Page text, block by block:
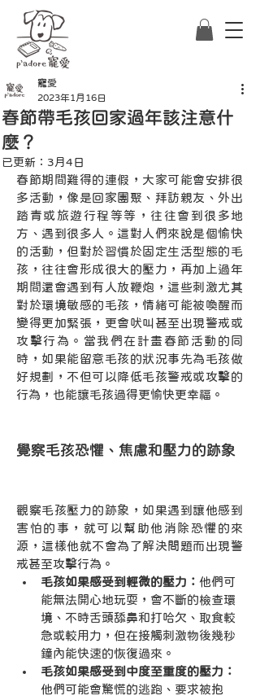
春節帶毛孩回家過年該注意什
麼？
寵愛
2023年1月16日
已更新： 3月4日
春節期間難得的連假，大家可能會安排很
多活動，像是回家團聚、拜訪親友、外出
踏青或旅遊行程等等，往往會到很多地
方、遇到很多人。這對人們來說是個愉快
的活動，但對於習慣於固定生活型態的毛
孩，往往會形成很大的壓力，再加上過年
期間還會遇到有人放鞭炮，這些刺激尤其
對於環境敏感的毛孩，情緒可能被喚醒而
變得更加緊張，更會吠叫甚至出現警戒或
攻擊行為。當我們在計畫春節活動的同
時，如果能留意毛孩的狀況事先為毛孩做
好規劃，不但可以降低毛孩警戒或攻擊的
行為，也能讓毛孩過得更愉快更幸福。
覺察毛孩恐懼、焦慮和壓力的跡象
觀察毛孩壓力的跡象，如果遇到讓他感到
害怕的事，就可以幫助他消除恐懼的來
源，這樣他就不會為了解決問題而出現警
戒甚至攻擊行為。
毛孩如果感受到輕微的壓力： 他們可
能無法開心地玩耍，會不斷的檢查環
境、不時舌頭舔鼻和打哈欠、取食較
急或較用力，但在接觸刺激物後幾秒
鐘內能快速的恢復過來。
毛孩如果感受到中度至重度的壓力：
他們可能會驚慌的逃跑、要求被抱